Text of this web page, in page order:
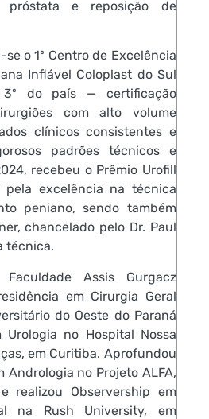
próstata e reposição de
o 1º Centro de Excelência
Inflável Coloplast do Sul
do país — certificação
com alto volume
clínicos consistentes e
padrões técnicos e
recebeu o Prêmio Urofill
pela excelência na técnica
peniano, sendo também
chancelado pelo Dr. Paul
técnica.
Faculdade Assis Gurgacz
em Cirurgia Geral
do Oeste do Paraná
Urologia no Hospital Nossa
em Curitiba. Aprofundou
Andrologia no Projeto ALFA,
realizou Observership em
na Rush University, em